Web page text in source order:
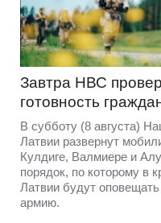
Завтра НВС
готовность
В субботу (8 августа)
Латвии развернут
Кулдиге, Валмиере и
порядок, по которому в
Латвии будут
армию.